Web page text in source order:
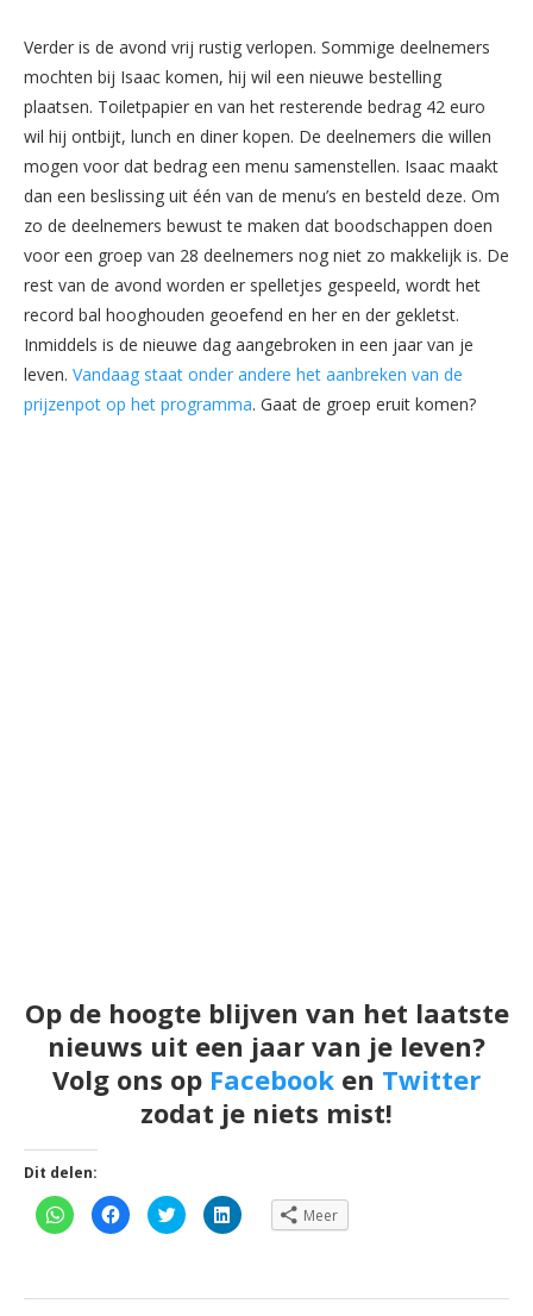
Verder is de avond vrij rustig verlopen. Sommige deelnemers
mochten bij Isaac komen, hij wil een nieuwe bestelling
plaatsen. Toiletpapier en van het resterende bedrag 42 euro
wil hij ontbijt, lunch en diner kopen. De deelnemers die willen
mogen voor dat bedrag een menu samenstellen. Isaac maakt
dan een beslissing uit één van de menu’s en besteld deze. Om
zo de deelnemers bewust te maken dat boodschappen doen
voor een groep van 28 deelnemers nog niet zo makkelijk is. De
rest van de avond worden er spelletjes gespeeld, wordt het
record bal hooghouden geoefend en her en der gekletst.
Inmiddels is de nieuwe dag aangebroken in een jaar van je
leven. Vandaag staat onder andere het aanbreken van de
prijzenpot op het programma. Gaat de groep eruit komen?
Op de hoogte blijven van het laatste
nieuws uit een jaar van je leven?
Volg ons op Facebook en Twitter
zodat je niets mist!
Dit delen:
Klik
om
(Wordt
Klik
om
(Wordt
Klik
om
(Wordt
Klik
om
(Wordt
Meer